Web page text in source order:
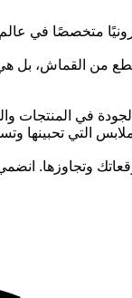
متخصصًا في عالم
القماش، بل هي
في المنتجات
التي تحبينها
وتجاوزها.